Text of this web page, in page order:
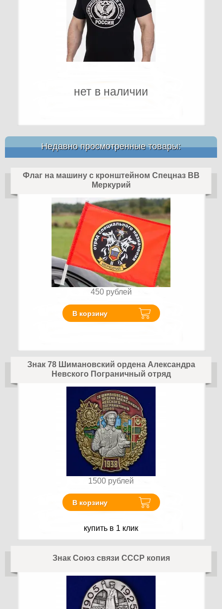
нет в наличии
Недавно просмотренные товары:
Флаг на машину с кронштейном Спецназ ВВ
Меркурий
450 рублей
В корзину
Знак 78 Шимановский ордена Александра
Невского Пограничный отряд
1500 рублей
В корзину
купить в 1 клик
Знак Союз связи СССР копия